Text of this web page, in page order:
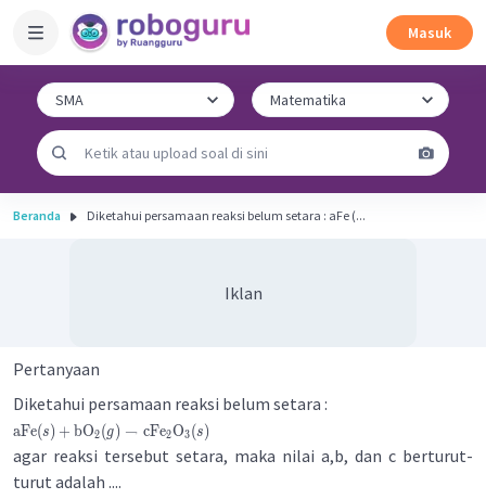
Masuk
Beranda Diketahui persamaan reaksi belum setara : aFe (...
Iklan
Pertanyaan
Diketahui persamaan reaksi belum setara :
aFe(s) + bO2(g) → cFe2O3(s)
agar reaksi tersebut setara, maka nilai a,b, dan c berturut-
turut adalah ....